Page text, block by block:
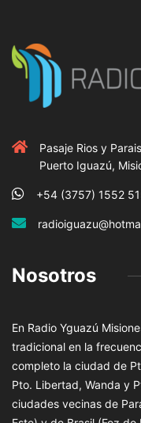
Pasaje Rios y
Puerto Iguazú,
+54 (3757) 1552
Nosotros
En Radio Yguazú
tradicional en la
completo la ciudad de
Pto. Libertad, Wanda y
ciudades vecinas de